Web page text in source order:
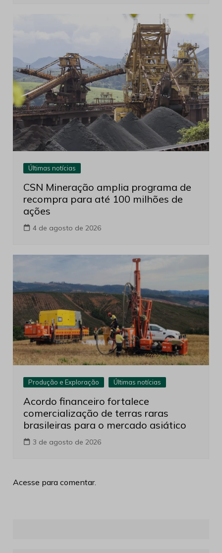
Últimas notícias
CSN Mineração amplia programa de
recompra para até 100 milhões de
ações
4 de agosto de 2026
Produção e Exploração Últimas notícias
Acordo financeiro fortalece
comercialização de terras raras
brasileiras para o mercado asiático
3 de agosto de 2026
Acesse para comentar.